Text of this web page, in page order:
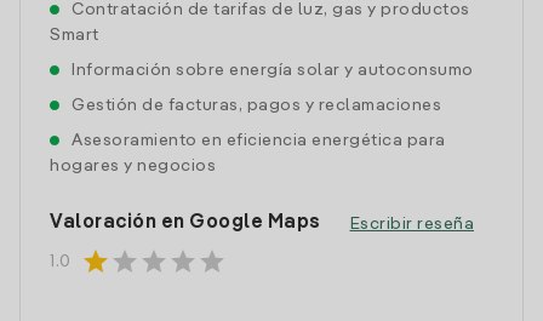
Contratación de tarifas de luz, gas y productos
Smart
Información sobre energía solar y autoconsumo
Gestión de facturas, pagos y reclamaciones
Asesoramiento en eficiencia energética para
hogares y negocios
Valoración en Google Maps
1.0 star star star star star
Escribir reseña